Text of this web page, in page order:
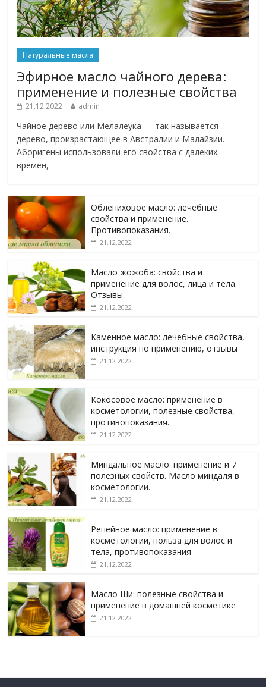
Натуральные масла
Эфирное масло чайного дерева:
применение и полезные свойства
21.12.2022 admin
Чайное дерево или Мелалеука — так называется
дерево, произрастающее в Австралии и Малайзии.
Аборигены использовали его свойства с далеких
времен,
Облепиховое масло: лечебные
свойства и применение.
Противопоказания.
21.12.2022
Масло жожоба: свойства и
применение для волос, лица и тела.
Отзывы.
21.12.2022
Каменное масло: лечебные свойства,
инструкция по применению, отзывы
21.12.2022
Кокосовое масло: применение в
косметологии, полезные свойства,
противопоказания.
21.12.2022
Миндальное масло: применение и 7
полезных свойств. Масло миндаля в
косметологии.
21.12.2022
Репейное масло: применение в
косметологии, польза для волос и
тела, противопоказания
21.12.2022
Масло Ши: полезные свойства и
применение в домашней косметике
21.12.2022